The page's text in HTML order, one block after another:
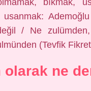
bıkmak,
usanmak:
/ Ne
(Tevfik
olarak ne